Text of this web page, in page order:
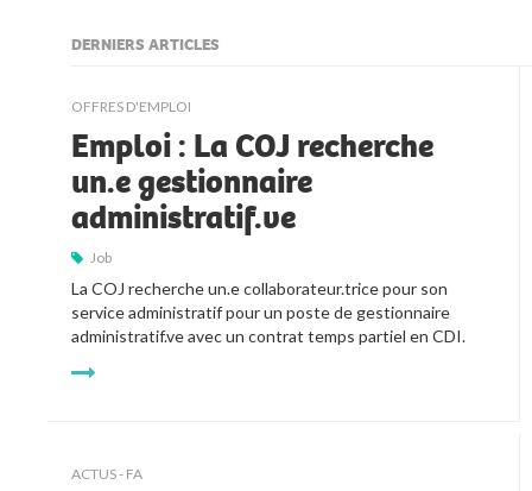
DERNIERS ARTICLES
OFFRES D'EMPLOI
Emploi : La COJ recherche
un.e gestionnaire
administratif.ve
Job
La COJ recherche un.e collaborateur.trice pour son
service administratif pour un poste de gestionnaire
administratif.ve avec un contrat temps partiel en CDI.
ACTUS - FA